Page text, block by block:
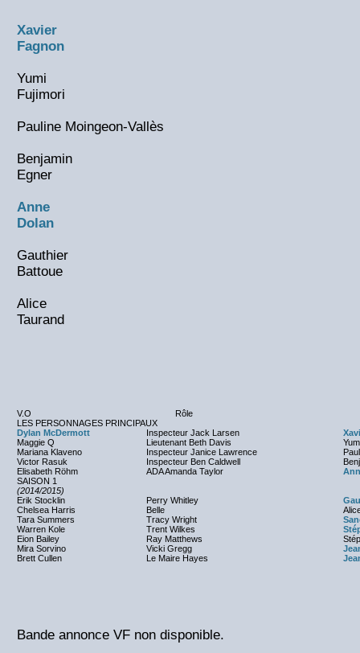
Xavier
Fagnon
Yumi
Fujimori
Pauline Moingeon-Vallès
Benjamin
Egner
Anne
Dolan
Gauthier
Battoue
Alice
Taurand
V.O
Rôle
LES PERSONNAGES PRINCIPAUX
Dylan McDermott
Inspecteur Jack Larsen
Maggie Q
Lieutenant Beth Davis
Mariana Klaveno
Inspecteur Janice Lawrence
Victor Rasuk
Inspecteur Ben Caldwell
Elisabeth Röhm
ADA Amanda Taylor
SAISON 1
(2014/2015)
Erik Stocklin
Perry Whitley
Chelsea Harris
Belle
Tara Summers
Tracy Wright
Warren Kole
Trent Wilkes
Eion Bailey
Ray Matthews
Mira Sorvino
Vicki Gregg
Brett Cullen
Le Maire Hayes
Bande annonce VF non disponible.